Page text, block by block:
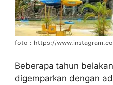
foto : https://
Beberapa tahun
digemparkan dengan